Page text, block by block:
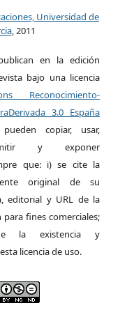
Universidad de
, 2011
en la edición
bajo una licencia
Reconocimiento-
3.0 España
copiar, usar,
y exponer
que: i) se cite la
original de su
editorial y URL de la
fines comerciales;
la existencia y
licencia de uso.